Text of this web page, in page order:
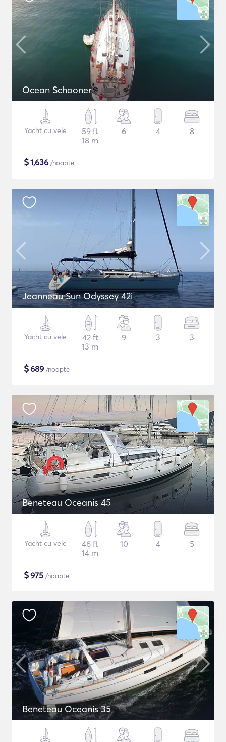
Ocean Schooner
Yacht cu vele
59 ft
18 m
6 4 8
$1,636 /noapte
Jeanneau Sun Odyssey 42i
Yacht cu vele
42 ft
13 m
9 3 3
$689 /noapte
Beneteau Oceanis 45
Yacht cu vele
46 ft
14 m
10 4 5
$975 /noapte
Beneteau Oceanis 35